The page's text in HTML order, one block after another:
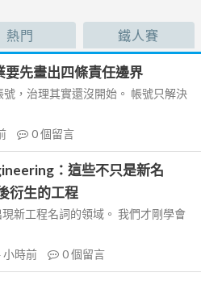
熱門 鐵人賽
先畫出四條責任邊界
，治理其實還沒開始。 帳號只解決
0個留言
：這些不只是新名
衍生的工程
新工程名詞的領域。 我們才剛學會
小時前 0個留言